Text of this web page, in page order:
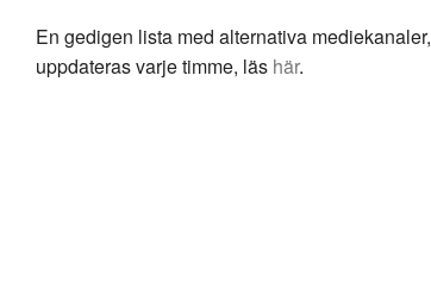
En gedigen lista med alternativa mediekanaler,
uppdateras varje timme, läs här.